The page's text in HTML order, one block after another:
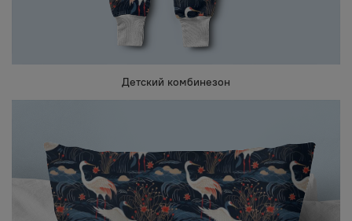
Детский комбинезон